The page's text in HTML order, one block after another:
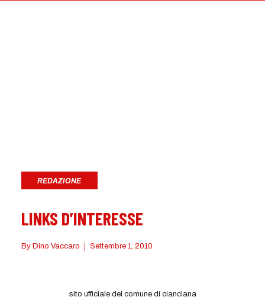
REDAZIONE
LINKS D’INTERESSE
ByDino Vaccaro Settembre 1, 2010
sito ufficiale del comune di cianciana